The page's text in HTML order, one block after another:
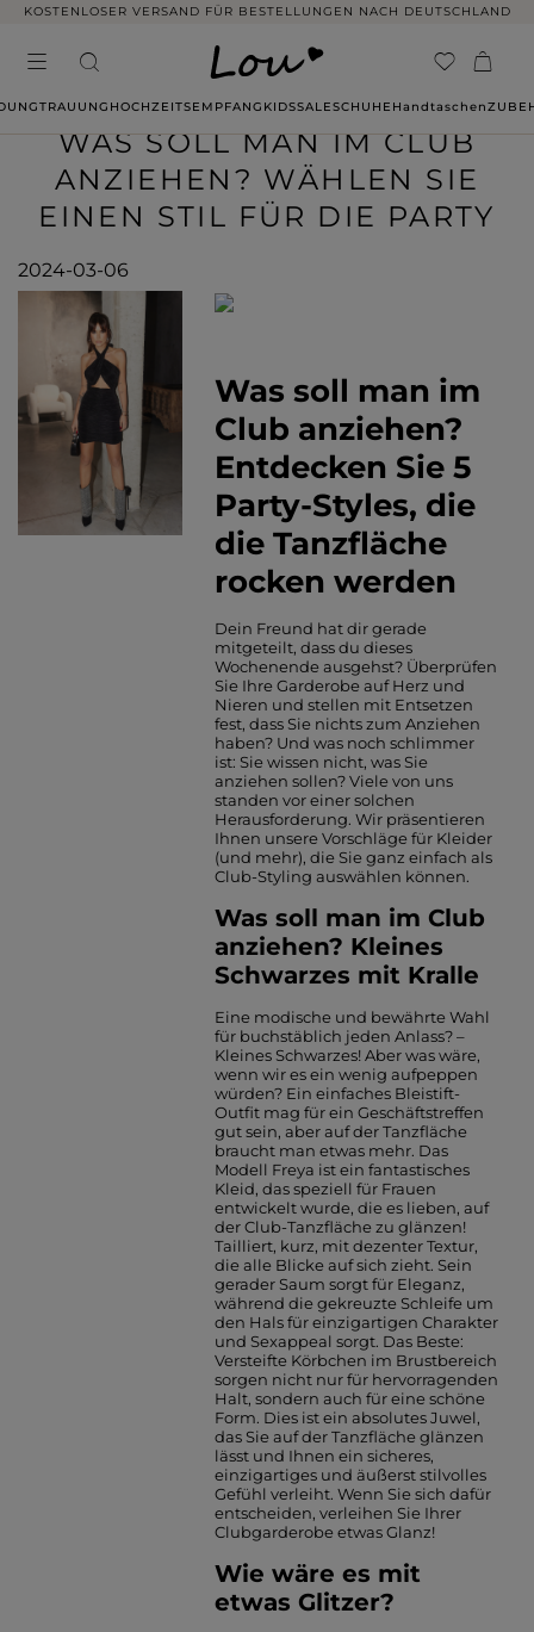
14 TAGE RÜCKGABE OHNE ANGABE VON GRÜNDEN
TRAUUNG HOCHZEITSEMPFANG KIDSSALESCHUHE Handtaschen
WAS SOLL MAN IM CLUB
ANZIEHEN? WÄHLEN SIE
EINEN STIL FÜR DIE PARTY
2024-03-06
Was soll man im
Club anziehen?
Entdecken Sie 5
Party-Styles, die
die Tanzfläche
rocken werden
Dein Freund hat dir gerade
mitgeteilt, dass du dieses
Wochenende ausgehst? Überprüfen
Sie Ihre Garderobe auf Herz und
Nieren und stellen mit Entsetzen
fest, dass Sie nichts zum Anziehen
haben? Und was noch schlimmer
ist: Sie wissen nicht, was Sie
anziehen sollen? Viele von uns
standen vor einer solchen
Herausforderung. Wir präsentieren
Ihnen unsere Vorschläge für Kleider
(und mehr), die Sie ganz einfach als
Club-Styling auswählen können.
Was soll man im Club
anziehen? Kleines
Schwarzes mit Kralle
Eine modische und bewährte Wahl
für buchstäblich jeden Anlass? –
Kleines Schwarzes! Aber was wäre,
wenn wir es ein wenig aufpeppen
würden? Ein einfaches Bleistift-
Outfit mag für ein Geschäftstreffen
gut sein, aber auf der Tanzfläche
braucht man etwas mehr. Das
Modell Freya ist ein fantastisches
Kleid, das speziell für Frauen
entwickelt wurde, die es lieben, auf
der Club-Tanzfläche zu glänzen!
Tailliert, kurz, mit dezenter Textur,
die alle Blicke auf sich zieht. Sein
gerader Saum sorgt für Eleganz,
während die gekreuzte Schleife um
den Hals für einzigartigen Charakter
und Sexappeal sorgt. Das Beste:
Versteifte Körbchen im Brustbereich
sorgen nicht nur für hervorragenden
Halt, sondern auch für eine schöne
Form. Dies ist ein absolutes Juwel,
das Sie auf der Tanzfläche glänzen
lässt und Ihnen ein sicheres,
einzigartiges und äußerst stilvolles
Gefühl verleiht. Wenn Sie sich dafür
entscheiden, verleihen Sie Ihrer
Clubgarderobe etwas Glanz!
Wie wäre es mit
etwas Glitzer?